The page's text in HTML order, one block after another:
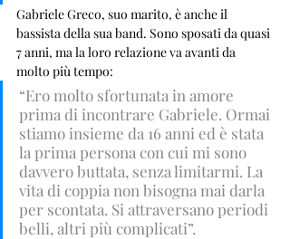
Gabriele Greco, suo marito, è anche il
bassista della sua band. Sono sposati da quasi
7 anni, ma la loro relazione va avanti da
molto più tempo:
“Ero molto sfortunata in amore
prima di incontrare Gabriele. Ormai
stiamo insieme da 16 anni ed è stata
la prima persona con cui mi sono
davvero buttata, senza limitarmi. La
vita di coppia non bisogna mai darla
per scontata. Si attraversano periodi
belli, altri più complicati”.